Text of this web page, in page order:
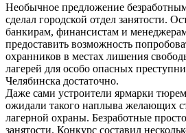
Необычное предложение
сделал городской отдел занятости.
банкирам, финансистам и
предоставить возможность
охранников в местах лишения
лагерей для особо опасных
Челябинска достаточно.
Даже сами устроители ярмарки
ожидали такого наплыва желающих
лагерной охраны. Безработные
занятости. Конкурс составил